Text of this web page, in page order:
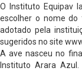
O Instituto Equipav
escolher o nome
adotado pela
sugeridos no site
A ave nasceu no
Instituto Arara